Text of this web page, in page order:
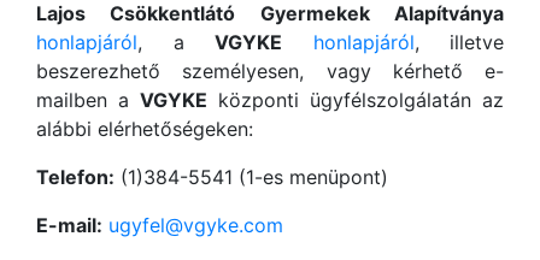
Lajos Csökkentlátó Gyermekek Alapítványa
honlapjáról, a VGYKE honlapjáról, illetve
beszerezhető személyesen, vagy kérhető e-
mailben a VGYKE központi ügyfélszolgálatán az
alábbi elérhetőségeken:
Telefon: (1)384-5541 (1-es menüpont)
E-mail: ugyfel@vgyke.com